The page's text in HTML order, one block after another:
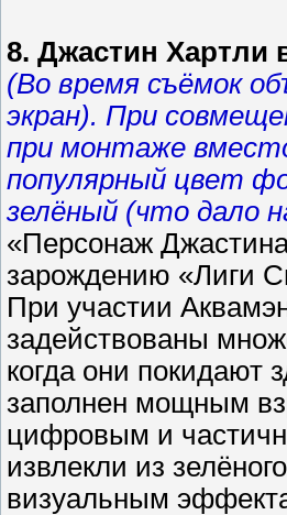
8. Джастин
(Во время съёмок
экран). При
при монтаже
популярный цвет
зелёный (что дало
«Персонаж
зарождению «Лиги
При участии
задействованы
когда они покидают
заполнен мощным
цифровым и
извлекли из
визуальным